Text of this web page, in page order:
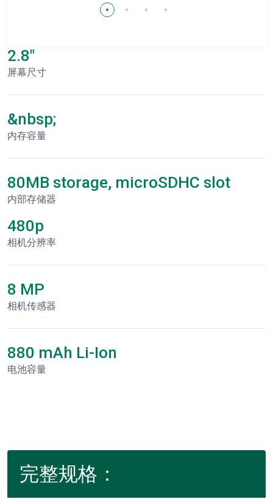
2.8"
屏幕尺寸
&nbsp;
内存容量
80MB storage, microSDHC slot
内部存储器
480p
相机分辨率
8 MP
相机传感器
880 mAh Li-Ion
电池容量
完整规格：